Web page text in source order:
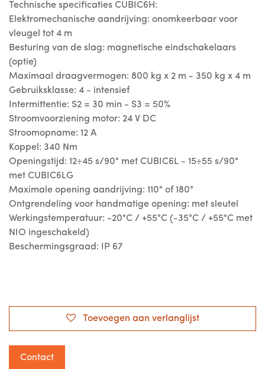
Technische specificaties CUBIC6H:
Elektromechanische aandrijving: onomkeerbaar voor
vleugel tot 4 m
Besturing van de slag: magnetische eindschakelaars
(optie)
Maximaal draagvermogen: 800 kg x 2 m - 350 kg x 4 m
Gebruiksklasse: 4 - intensief
Intermittentie: S2 = 30 min - S3 = 50%
Stroomvoorziening motor: 24 V DC
Stroomopname: 12 A
Koppel: 340 Nm
Openingstijd: 12÷45 s/90° met CUBIC6L - 15÷55 s/90°
met CUBIC6LG
Maximale opening aandrijving: 110° of 180°
Ontgrendeling voor handmatige opening: met sleutel
Werkingstemperatuur: -20°C / +55°C (-35°C / +55°C met
NIO ingeschakeld)
Beschermingsgraad: IP 67
Toevoegen aan verlanglijst
Contact